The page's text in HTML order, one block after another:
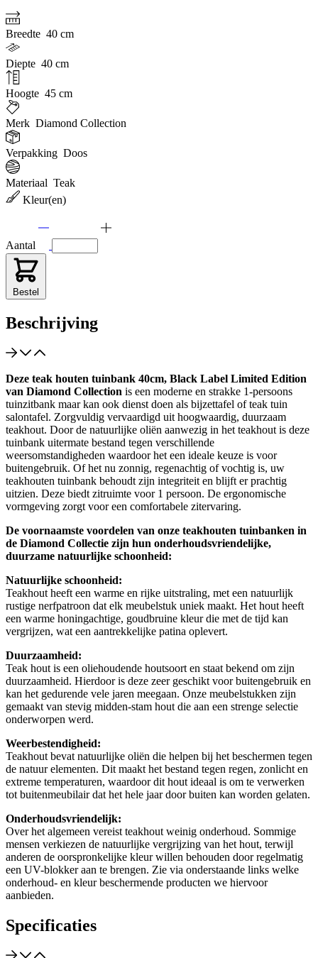
Breedte 40 cm
Diepte 40 cm
Hoogte 45 cm
Merk Diamond Collection
Verpakking Doos
Materiaal Teak
Kleur(en)
Aantal
Bestel
Beschrijving
Deze teak houten tuinbank 40cm, Black Label Limited Edition
van Diamond Collection is een moderne en strakke 1-persoons
tuinzitbank maar kan ook dienst doen als bijzettafel of teak tuin
salontafel. Zorgvuldig vervaardigd uit hoogwaardig, duurzaam
teakhout. Door de natuurlijke oliën aanwezig in het teakhout is deze
tuinbank uitermate bestand tegen verschillende
weersomstandigheden waardoor het een ideale keuze is voor
buitengebruik. Of het nu zonnig, regenachtig of vochtig is, uw
teakhouten tuinbank behoudt zijn integriteit en blijft er prachtig
uitzien. Deze biedt zitruimte voor 1 persoon. De ergonomische
vormgeving zorgt voor een comfortabele zitervaring.
De voornaamste voordelen van onze teakhouten tuinbanken in
de Diamond Collectie zijn hun onderhoudsvriendelijke,
duurzame natuurlijke schoonheid:
Natuurlijke schoonheid:
Teakhout heeft een warme en rijke uitstraling, met een natuurlijk
rustige nerfpatroon dat elk meubelstuk uniek maakt. Het hout heeft
een warme honingachtige, goudbruine kleur die met de tijd kan
vergrijzen, wat een aantrekkelijke patina oplevert.
Duurzaamheid:
Teak hout is een oliehoudende houtsoort en staat bekend om zijn
duurzaamheid. Hierdoor is deze zeer geschikt voor buitengebruik en
kan het gedurende vele jaren meegaan. Onze meubelstukken zijn
gemaakt van stevig midden-stam hout die aan een strenge selectie
onderworpen werd.
Weerbestendigheid:
Teakhout bevat natuurlijke oliën die helpen bij het beschermen tegen
de natuur elementen. Dit maakt het bestand tegen regen, zonlicht en
extreme temperaturen, waardoor dit hout ideaal is om te verwerken
tot buitenmeubilair dat het hele jaar door buiten kan worden gelaten.
Onderhoudsvriendelijk:
Over het algemeen vereist teakhout weinig onderhoud. Sommige
mensen verkiezen de natuurlijke vergrijzing van het hout, terwijl
anderen de oorspronkelijke kleur willen behouden door regelmatig
een UV-blokker aan te brengen. Zie via onderstaande links welke
onderhoud- en kleur beschermende producten we hiervoor
aanbieden.
Specificaties